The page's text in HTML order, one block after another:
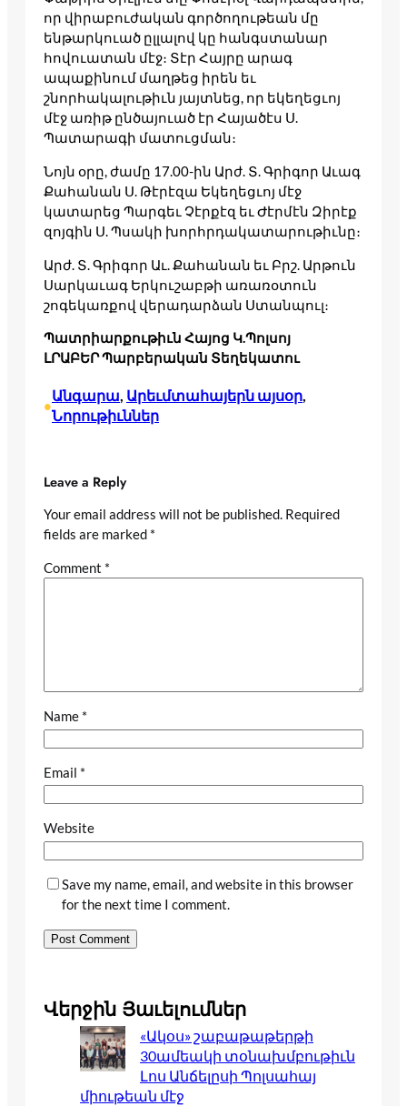
որ վիրաբուժական գործողութեան մը
ենթարկուած ըլլալով կը հանգստանար
հովուատան մէջ։ Տէր Հայրը արագ
ապաքինում մաղթեց իրեն եւ
շնորհակալութիւն յայտնեց, որ եկեղեցւոյ
մէջ առիթ ընծայուած էր Հայածէս Ս.
Պատարագի մատուցման։
Նոյն օրը, ժամը 17.00-ին Արժ. Տ. Գրիգոր Աւագ
Քահանան Ս. Թէրէզա Եկեղեցւոյ մէջ
կատարեց Պարգեւ Չէրքէզ եւ Ժէրմէն Զիրէք
զոյգին Ս. Պսակի խորհրդակատարութիւնը։
Արժ. Տ. Գրիգոր Աւ. Քահանան եւ Բրշ. Արթուն
Սարկաւագ Երկուշաբթի առառօտուն
շոգեկառքով վերադարձան Ստանպուլ։
Պատրիարքութիւն Հայոց Կ.Պոլսոյ
ԼՐԱԲԵՐ Պարբերական Տեղեկատու
•
Անգարա Արեւմտահայերն այսօր
Նորութիւններ
Leave a Reply
Your email address will not be published. Required
fields are marked *
Comment *
Name *
Email *
Website
Save my name, email, and website in this browser
for the next time I comment.
Վերջին Յաւելումներ
«Ակօս» շաբաթաթերթի
30ամեակի տօնախմբութիւն
Լոս Անճելըսի Պոլսահայ
միութեան մէջ